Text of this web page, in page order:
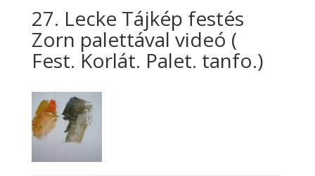
27. Lecke Tájkép festés
Zorn palettával videó (
Fest. Korlát. Palet. tanfo.)